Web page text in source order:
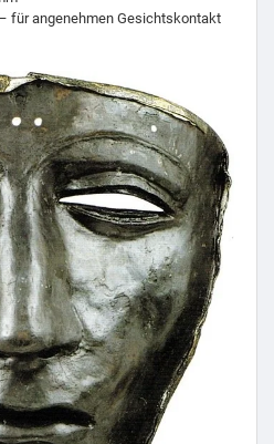
für angenehmen Gesichtskontakt